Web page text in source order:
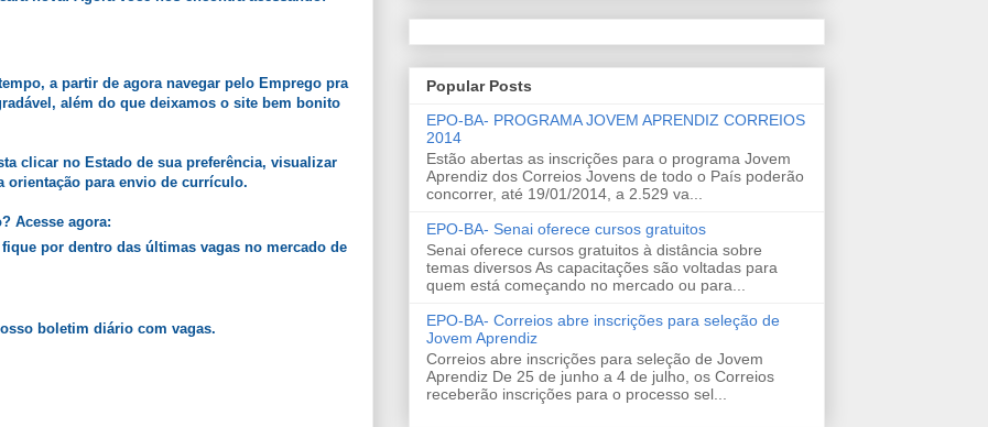
a partir de agora navegar pelo Emprego pra
além do que deixamos o site bem bonito
clicar no Estado de sua preferência, visualizar
para envio de currículo.
Acesse agora:
fique por dentro das últimas vagas no mercado de
boletim diário com vagas.
Popular Posts
EPO-BA- PROGRAMA JOVEM APRENDIZ CORREIOS
2014
Estão abertas as inscrições para o programa Jovem
Aprendiz dos Correios Jovens de todo o País poderão
concorrer, até 19/01/2014, a 2.529 va...
EPO-BA- Senai oferece cursos gratuitos
Senai oferece cursos gratuitos à distância sobre
temas diversos As capacitações são voltadas para
quem está começando no mercado ou para...
EPO-BA- Correios abre inscrições para seleção de
Jovem Aprendiz
Correios abre inscrições para seleção de Jovem
Aprendiz De 25 de junho a 4 de julho, os Correios
receberão inscrições para o processo sel...